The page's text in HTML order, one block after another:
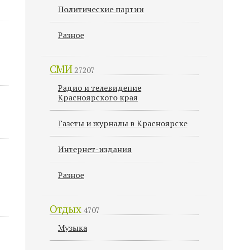
Политические партии
Разное
СМИ 27207
Радио и телевидение
Красноярского края
Газеты и журналы в Красноярске
Интернет-издания
Разное
Отдых 4707
Музыка